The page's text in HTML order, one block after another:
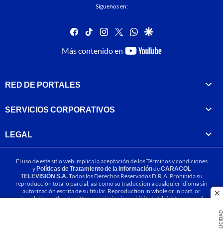
Síguenos en:
facebook
tiktok instagram
twitterwhatsapp
google
Más contenido en
youtube-
RED DE PORTALES
SERVICIOS CORPORATIVOS
LEGAL
El uso de este sitio web implica la aceptación de losTérminos y condiciones
yPolíticas de Tratamiento de la InformacióndeCARACOL
TELEVISIÓN S.A.Todos los Derechos Reservados D.R.A. Prohibida su
reproducción total o parcial, así como su traducción a cualquier idioma sin
autorización escrita de su titular. Reproduction in whole or in part, or
translation without written permission is prohibited. All rights reserved